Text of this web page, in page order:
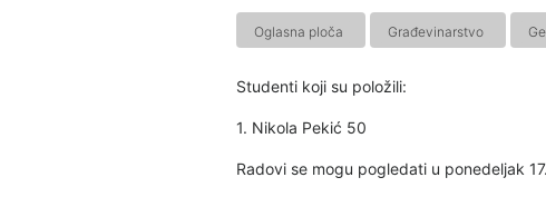
Oglasna ploča Građevinarstvo
Studenti koji su položili:
1. Nikola Pekić 50
Radovi se mogu pogledati u ponedeljak